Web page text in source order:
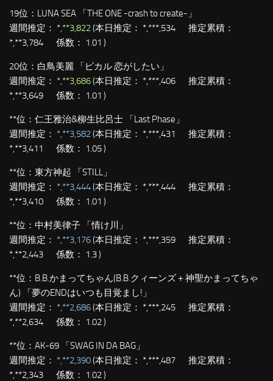
19位： LUNA SEA 「THE ONE -crash to create-」
週間推定： *,**3,822(本日推定： *,***,534 推定累積：
*,**3,784 係数： 1.01 )
20位： 白鳥美麗 「ピカル 恋がしたい」
週間推定： *,**3,686(本日推定： *,***,406 推定累積：
*,**3,649 係数： 1.01 )
**位： 仁王雅治&柳生比呂士 「Last Phase」
週間推定： *,**3,582(本日推定： *,***,431 推定累積：
*,**3,411 係数： 1.05 )
**位： 東方神起 「STILL」
週間推定： *,**3,444(本日推定： *,***,444 推定累積：
*,**3,410 係数： 1.01 )
**位： 中村美律子 「情け川」
週間推定： *,**3,176(本日推定： *,***,359 推定累積：
*,**2,443 係数： 1.3 )
**位： B.B.かまってちゃん(B.B.クィーンズ＋神聖かまってちゃ
ん) 「夢のENDはいつも目覚まし!」
週間推定： *,**2,686(本日推定： *,***,245 推定累積：
*,**2,634 係数： 1.02 )
**位： AK-69 「SWAG IN DA BAG」
週間推定： *,**2,390(本日推定： *,***,487 推定累積：
*,**2,343 係数： 1.02 )